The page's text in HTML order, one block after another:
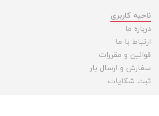
ناحیه کاربری
درباره ما
ارتباط با ما
قوانین و مقررات
سفارش و ارسال بار
ثبت شکایات